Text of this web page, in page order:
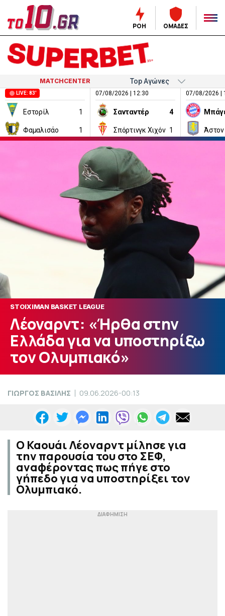
ΡΟΗ ΟΜΑΔΕΣ
MATCHCENTER
07/08/2026 | 12:30
Σανταντέρ 4
Σπόρτινγκ Χιχόν 1
07/08/2026 |
Άστον
LIVE: 83'
Εστορίλ 1
Φαμαλισάο 1
STOIXIMAN BASKET LEAGUE
Λέοναρντ: «Ήρθα στην
Ελλάδα για να υποστηρίξω
τον Ολυμπιακό»
ΓΙΩΡΓΟΣ ΒΑΣΙΛΗΣ 09.06.2026-00:13
Ο Καουάι Λέοναρντ μίλησε για
την παρουσία του στο ΣΕΦ,
αναφέροντας πως πήγε στο
γήπεδο για να υποστηρίξει τον
Ολυμπιακό.